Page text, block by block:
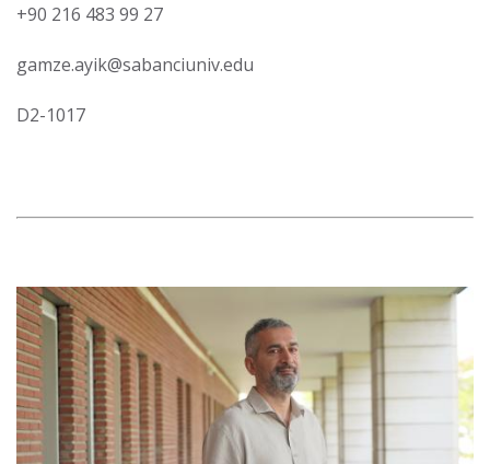
+90 216 483 99 27
gamze.ayik@sabanciuniv.edu
D2-1017
Görsel